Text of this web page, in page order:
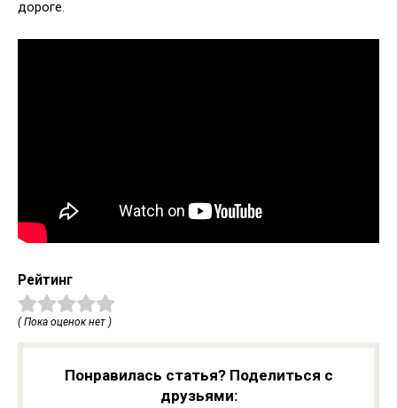
дороге.
Рейтинг
( Пока оценок нет )
Понравилась статья? Поделиться с
друзьями: